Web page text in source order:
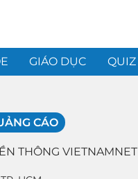
GIÁO DỤC QUIZ
CÁO
THÔNG VIETNAMNET